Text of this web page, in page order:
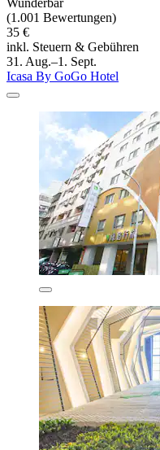
Wunderbar
(1.001 Bewertungen)
35 €
inkl. Steuern & Gebühren
31. Aug.–1. Sept.
Icasa By GoGo Hotel